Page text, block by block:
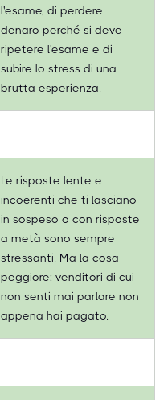
l'esame, di perdere
denaro perché si deve
ripetere l'esame e di
subire lo stress di una
brutta esperienza.
Le risposte lente e
incoerenti che ti lasciano
in sospeso o con risposte
a metà sono sempre
stressanti. Ma la cosa
peggiore: venditori di cui
non senti mai parlare non
appena hai pagato.